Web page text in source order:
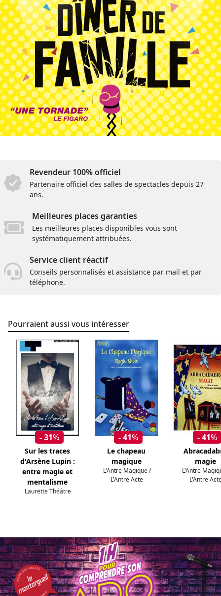
Revendeur 100% officiel
Partenaire officiel des salles de spectacles depuis 27
ans.
Meilleures places garanties
Les meilleures places disponibles vous sont
systématiquement attribuées.
Service client réactif
Conseils personnalisés et assistance par mail et par
téléphone.
Pourraient aussi vous intéresser
- 31%
Sur les traces
d'Arsène Lupin :
entre magie et
mentalisme
Laurette Théâtre
- 41%
Le chapeau
magique
L'Antre Magique /
L'Antre Acte
- 41%
magie
L'Antre
L'Antre